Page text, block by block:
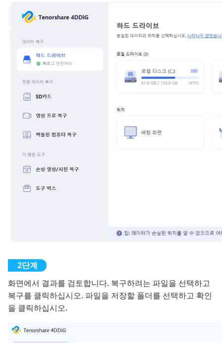
화면에서 결과를 검토합니다. 복구하려는 파일을 선택하고
복구를 클릭하십시오. 파일을 저장할 폴더를 선택하고 확인
을 클릭하십시오.